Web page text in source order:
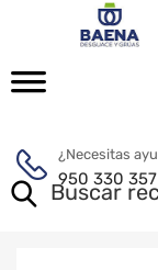
¿Necesitas
950 330 357